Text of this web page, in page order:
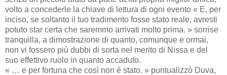
volto a concederle la chiave di lettura di ogni evento « E, per
inciso, se soltanto il tuo tradimento fosse stato reale, avresti
potuto star certa che saremmo arrivati molto prima. » sorrise
tranquilla, a dimostrazione di quanto, comunque e ormai,
non vi fossero più dubbi di sorta nel merito di Nissa e del
suo effettivo ruolo in quanto accaduto.
« … e per fortuna che così non è stato. » puntualizzò Duva,